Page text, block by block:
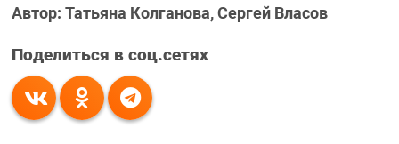
Автор: Татьяна Колганова, Сергей Власов
Поделиться в соц.сетях